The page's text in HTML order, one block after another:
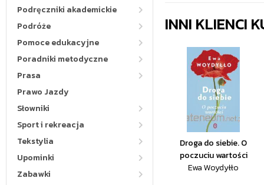
Podręczniki akademickie
Podróże
Pomoce edukacyjne
Poradniki metodyczne
Prasa
Prawo Jazdy
Słowniki
Sport i rekreacja
Tekstylia
Upominki
Zabawki
INNI KLIENCI
Droga do siebie. O
poczuciu wartości
Ewa Woydyłło